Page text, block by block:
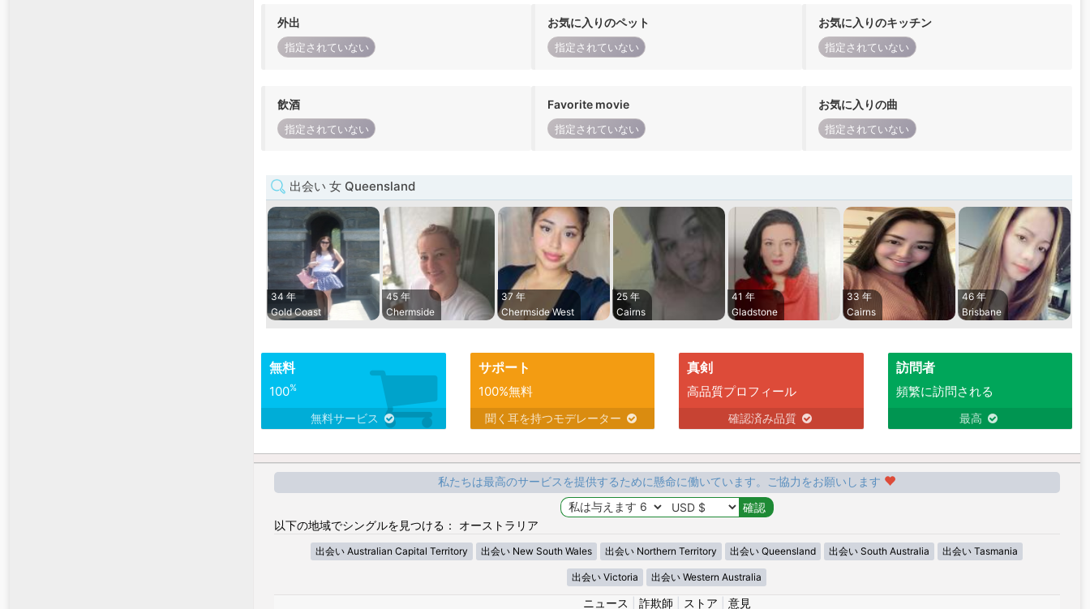
外出
指定されていない
お気に入りのペット
指定されていない
お気に入りのキッチン
指定されていない
飲酒
指定されていない
Favorite movie
指定されていない
お気に入りの曲
指定されていない
出会い 女 Queensland
34 年
Gold Coast
45 年
Chermside
37 年
Chermside West
25 年
Cairns
41 年
Gladstone
33 年
Cairns
46 年
Brisbane
無料
100%
無料サービス
サポート
100%無料
聞く耳を持つモデレーター
真剣
高品質プロフィール
確認済み品質
訪問者
頻繁に訪問される
最高
私たちは最高のサービスを提供するために懸命に働いています。ご協力をお願いします
以下の地域でシングルを見つける： オーストラリア
出会い Australian Capital Territory 出会い New South Wales 出会い Northern Territory 出会い Queensland 出会い South Australia 出会い Tasmania
出会い Victoria 出会い Western Australia
ニュース 詐欺師 ストア 意見